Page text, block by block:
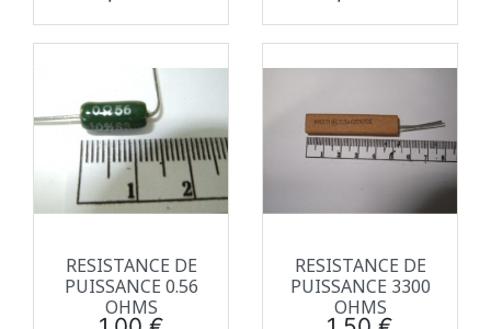
RESISTANCE DE
PUISSANCE 0.56
OHMS
Prix
RESISTANCE DE
PUISSANCE 3300
OHMS
Prix